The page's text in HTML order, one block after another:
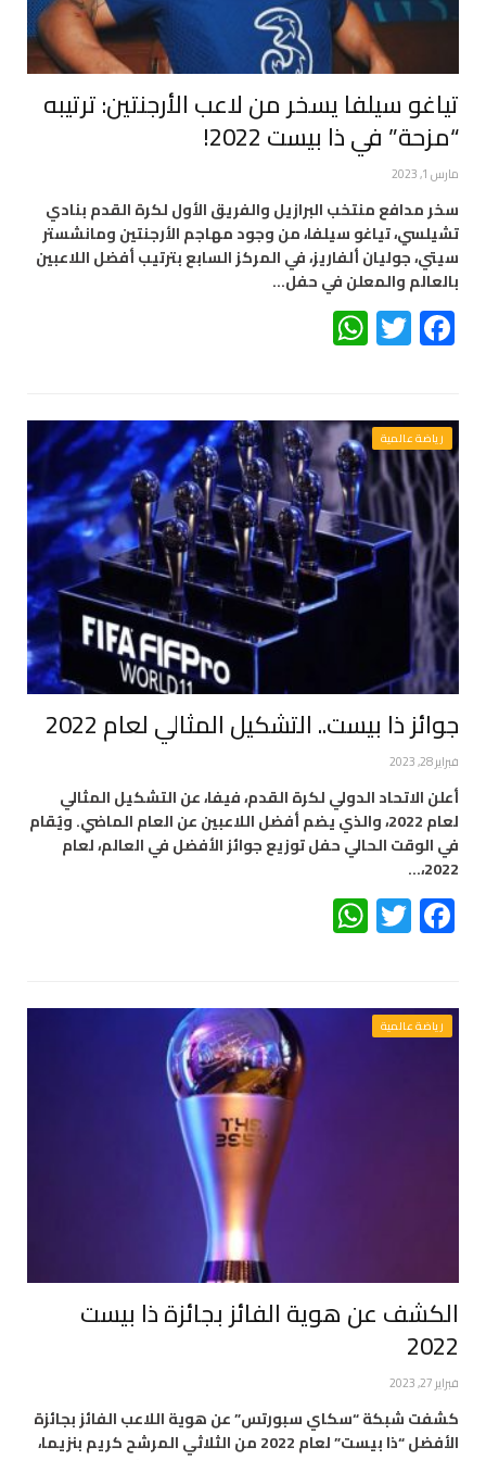
تياغو سيلفا يسخر من لاعب الأرجنتين: ترتيبه
“مزحة” في ذا بيست 2022!
مارس 1, 2023
سخر مدافع منتخب البرازيل والفريق الأول لكرة القدم بنادي
تشيلسي، تياغو سيلفا، من وجود مهاجم الأرجنتين ومانشستر
سيتي، جوليان ألفاريز، في المركز السابع بترتيب أفضل اللاعبين
بالعالم والمعلن في حفل…
Facebook
Twitter
رياضة عالمية
جوائز ذا بيست.. التشكيل المثالي لعام 2022
فبراير 28, 2023
أعلن الاتحاد الدولي لكرة القدم، فيفا، عن التشكيل المثالي
لعام 2022، والذي يضم أفضل اللاعبين عن العام الماضي. ويُقام
في الوقت الحالي حفل توزيع جوائز الأفضل في العالم، لعام
2022،…
Facebook
Twitter
رياضة عالمية
الكشف عن هوية الفائز بجائزة ذا بيست
2022
فبراير 27, 2023
كشفت شبكة “سكاي سبورتس” عن هوية اللاعب الفائز بجائزة
الأفضل “ذا بيست” لعام 2022 من الثلاثي المرشح كريم بنزيما،